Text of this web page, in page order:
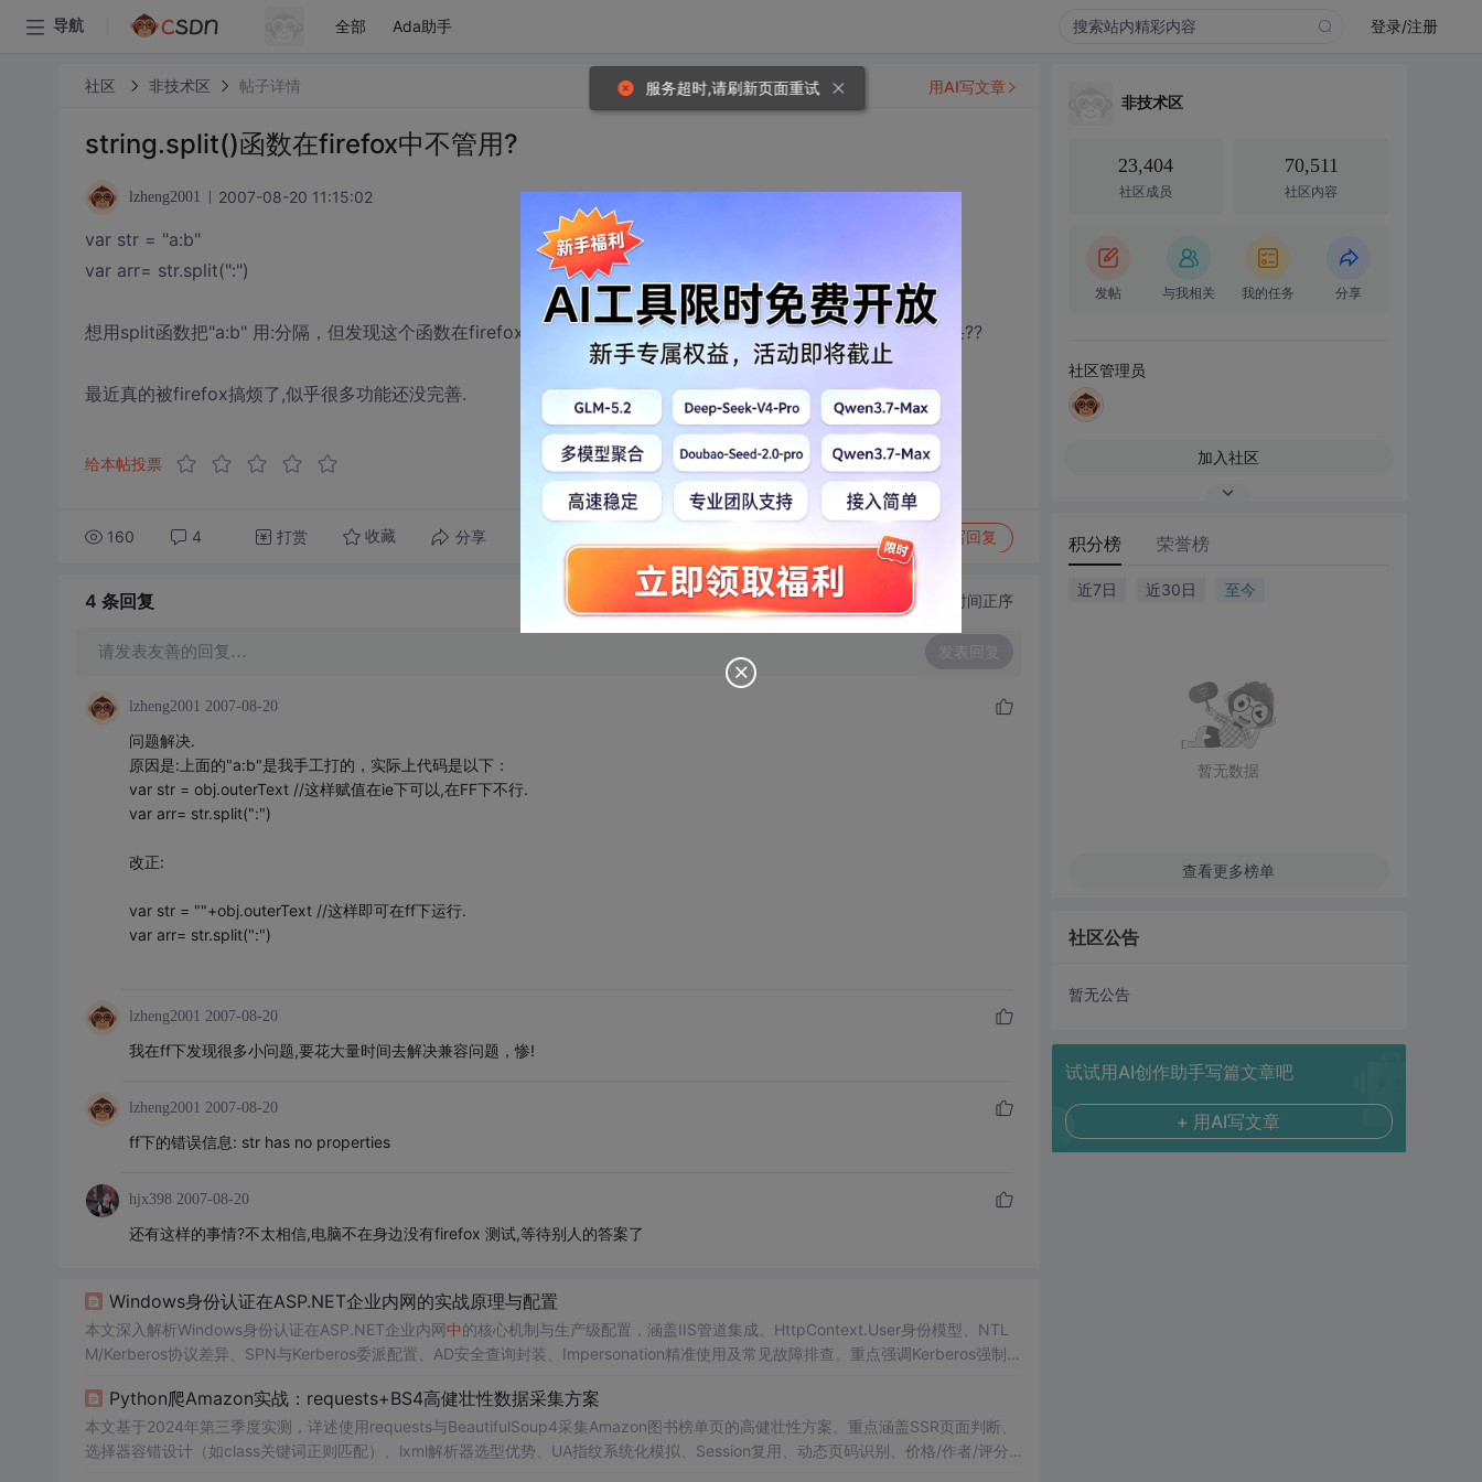
导航 全部 Ada助手 登录/注册
社区 非技术区 帖子详情
string.split()函数在firefox中不管用?
lzheng2001 2007-08-20 11:15:02
var str = "a:b"
var arr= str.split(":")
想用split函数把"a:b" 用:分隔，但发现这个函数在firefox2.006版本中不管用,请问是否有其它方法实现同样的效果??
最近真的被firefox搞烦了,似乎很多功能还没完善.
给本帖投票
160 4 打赏 收藏 分享 写回复
用AI写文章
4 条回复 切换为时间正序
请发表友善的回复… 发表回复
lzheng2001 2007-08-20
问题解决.
原因是:上面的"a:b"是我手工打的，实际上代码是以下：
var str = obj.outerText //这样赋值在ie下可以,在FF下不行.
var arr= str.split(":")
改正:
var str = ""+obj.outerText //这样即可在ff下运行.
var arr= str.split(":")
lzheng2001 2007-08-20
我在ff下发现很多小问题,要花大量时间去解决兼容问题，惨!
lzheng2001 2007-08-20
ff下的错误信息: str has no properties
hjx398 2007-08-20
还有这样的事情?不太相信,电脑不在身边没有firefox 测试,等待别人的答案了
Windows身份认证在ASP.NET企业内网的实战原理与配置
本文深入解析Windows身份认证在ASP.NET企业内网中的核心机制与生产级配置，涵盖IIS管道集成、HttpContext.User身份模型、NTL
M/Kerberos协议差异、SPN与Kerberos委派配置、AD安全查询封装、Impersonation精准使用及常见故障排查。重点强调Kerberos强制启
Python爬Amazon实战：requests+BS4高健壮性数据采集方案
本文基于2024年第三季度实测，详述使用requests与BeautifulSoup4采集Amazon图书榜单页的高健壮性方案。重点涵盖SSR页面判断、
选择器容错设计（如class关键词正则匹配）、lxml解析器选型优势、UA指纹系统化模拟、Session复用、动态页码识别、价格/作者/评分
非技术区
23,404
社区成员
70,511
社区内容
发帖 与我相关 我的任务 分享
社区管理员
加入社区
积分榜 荣誉榜
近7日 近30日 至今
暂无数据
查看更多榜单
社区公告
暂无公告
试试用AI创作助手写篇文章吧
+ 用AI写文章
服务超时,请刷新页面重试